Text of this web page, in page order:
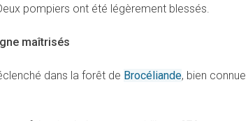
pompiers ont été légèrement blessés.
maîtrisés
dans la forêt de Brocéliande, bien connue